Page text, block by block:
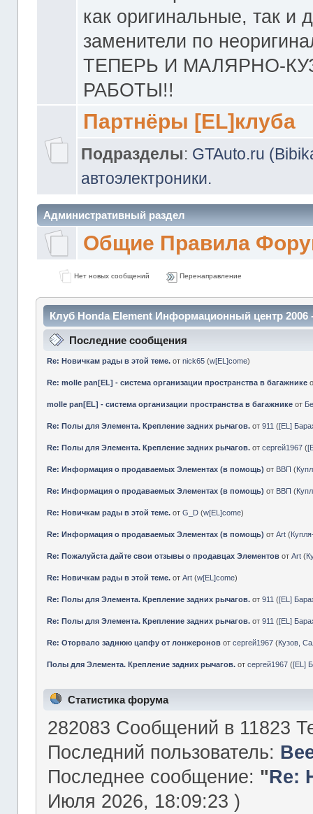
как оригинальные, так и
заменители по
ТЕПЕРЬ И МАЛЯРНО-
РАБОТЫ!!
Партнёры [EL]клуба
Подразделы: GTAuto.ru
автоэлектроники.
Административный раздел
Общие Правила
Нет новых сообщений Перенаправление
Клуб Honda Element Информационный центр
Последние сообщения
Re: Новичкам рады в этой теме. отnick65 (w[EL]come)
Re: molle pan[EL] - система организации пространства в багажнике
molle pan[EL] - система организации пространства в багажнике от
Re: Полы для Элемента. Крепление задних рычагов. от911 ([EL]
Re: Полы для Элемента. Крепление задних рычагов. отсергей1967 (
Re: Информация о продаваемых Элементах (в помощь) от ВВП (
Re: Информация о продаваемых Элементах (в помощь) от ВВП (
Re: Новичкам рады в этой теме. отG_D (w[EL]come)
Re: Информация о продаваемых Элементах (в помощь) отArt (
Re: Пожалуйста дайте свои отзывы о продавцах Элементов отArt (
Re: Новичкам рады в этой теме. отArt (w[EL]come)
Re: Полы для Элемента. Крепление задних рычагов. от911 ([EL]
Re: Полы для Элемента. Крепление задних рычагов. от911 ([EL]
Re: Оторвало заднюю цапфу от лонжеронов отсергей1967 (Кузов,
Полы для Элемента. Крепление задних рычагов. отсергей1967 ([EL]
Статистика форума
282083 Сообщений в 11823
Последний пользователь:
Последнее сообщение: "Re:
Июля 2026, 18:09:23 )